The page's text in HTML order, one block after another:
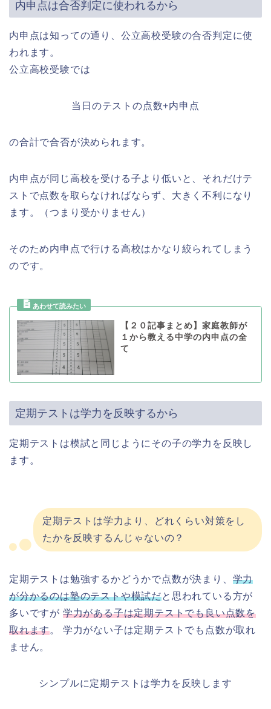
内申点は合否判定に使われるから
内申点は知っての通り、公立高校受験の合否判定に使
われます。
公立高校受験では
当日のテストの点数+内申点
の合計で合否が決められます。
内申点が同じ高校を受ける子より低いと、それだけテ
ストで点数を取らなければならず、大きく不利になり
ます。（つまり受かりません）
そのため内申点で行ける高校はかなり絞られてしまう
のです。
【２０記事まとめ】家庭教師が
１から教える中学の内申点の全
て
定期テストは学力を反映するから
定期テストは模試と同じようにその子の学力を反映し
ます。
定期テストは学力より、どれくらい対策をし
たかを反映するんじゃないの？
定期テストは勉強するかどうかで点数が決まり、 学力
が分かるのは塾のテストや模試だと思われている方が
多いですが 学力がある子は定期テストでも良い点数を
取れます。 学力がない子は定期テストでも点数が取れ
ません。
シンプルに定期テストは学力を反映します